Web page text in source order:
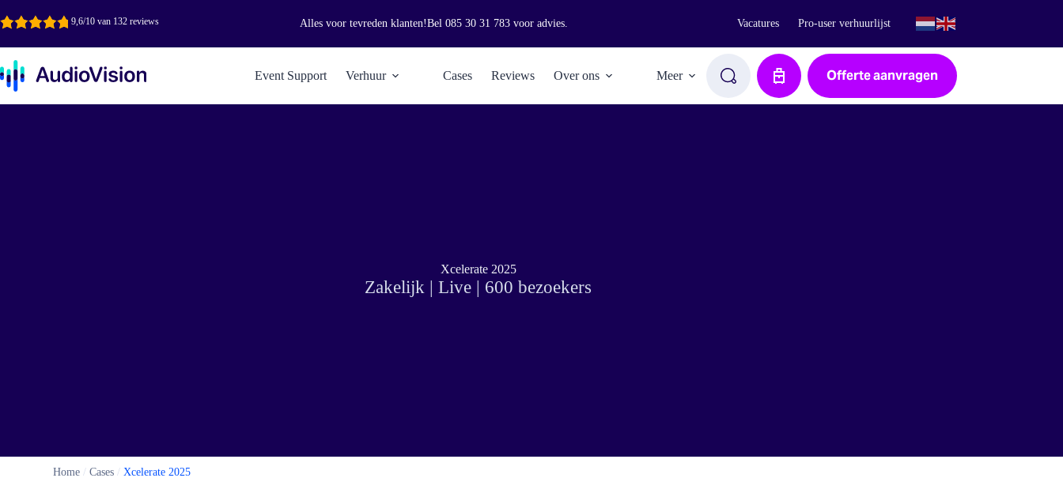
naar
inhoud
9,6/10 van 132 reviews Alles voor tevreden klanten!Bel 085 30 31 783voor advies. Vacatures Pro-user verhuurlijst
Event Support Verhuur Cases Reviews Over ons Meer Aanvraag Offerte aanvragen
Xcelerate 2025
Zakelijk | Live | 600 bezoekers
Home /Cases /Xcelerate 2025